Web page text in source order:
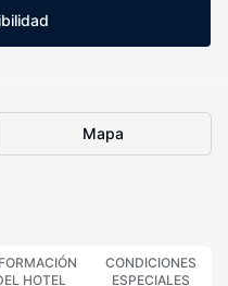
Mapa
HOTEL
CONDICIONES
ESPECIALES